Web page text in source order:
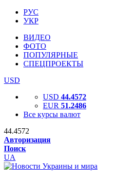
РУС
УКР
ВИДЕО
ФОТО
ПОПУЛЯРНЫЕ
СПЕЦПРОЕКТЫ
USD
USD 44.4572
EUR 51.2486
Все курсы валют
44.4572
Авторизация
Поиск
UA